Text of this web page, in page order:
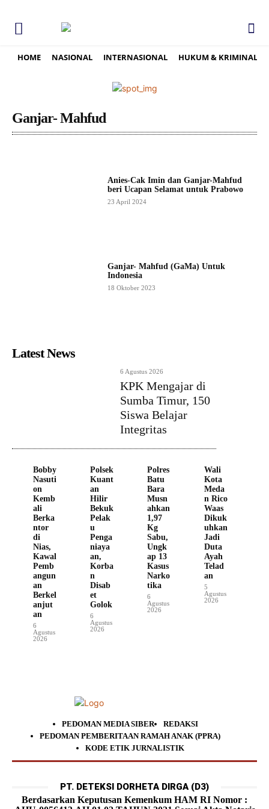
HOME NASIONAL INTERNASIONAL HUKUM & KRIMINAL
Ganjar- Mahfud
Anies-Cak Imin dan Ganjar-Mahfud
beri Ucapan Selamat untuk Prabowo
23 April 2024
Ganjar- Mahfud (GaMa) Untuk
Indonesia
18 Oktober 2023
Latest News
6 Agustus 2026
KPK Mengajar di
Sumba Timur, 150
Siswa Belajar
Integritas
Bobby
Nasuti
on
Kemb
ali
Berka
ntor
di
Nias,
Kawal
Pemb
angun
an
Berkel
anjut
an
6
Agustus
2026
Polsek
Kuant
an
Hilir
Bekuk
Pelak
u
Penga
niaya
an,
Korba
n
Disab
et
Golok
6
Agustus
2026
Polres
Batu
Bara
Musn
ahkan
1,97
Kg
Sabu,
Ungk
ap 13
Kasus
Narko
tika
6
Agustus
2026
Wali
Kota
Meda
n Rico
Waas
Dikuk
uhkan
Jadi
Duta
Ayah
Telad
an
5
Agustus
2026
PEDOMAN MEDIA SIBER
REDAKSI
PEDOMAN PEMBERITAAN RAMAH ANAK (PPRA)
KODE ETIK JURNALISTIK
PT. DETEKSI DORHETA DIRGA (D3)
Berdasarkan Keputusan Kemenkum HAM RI Nomor :